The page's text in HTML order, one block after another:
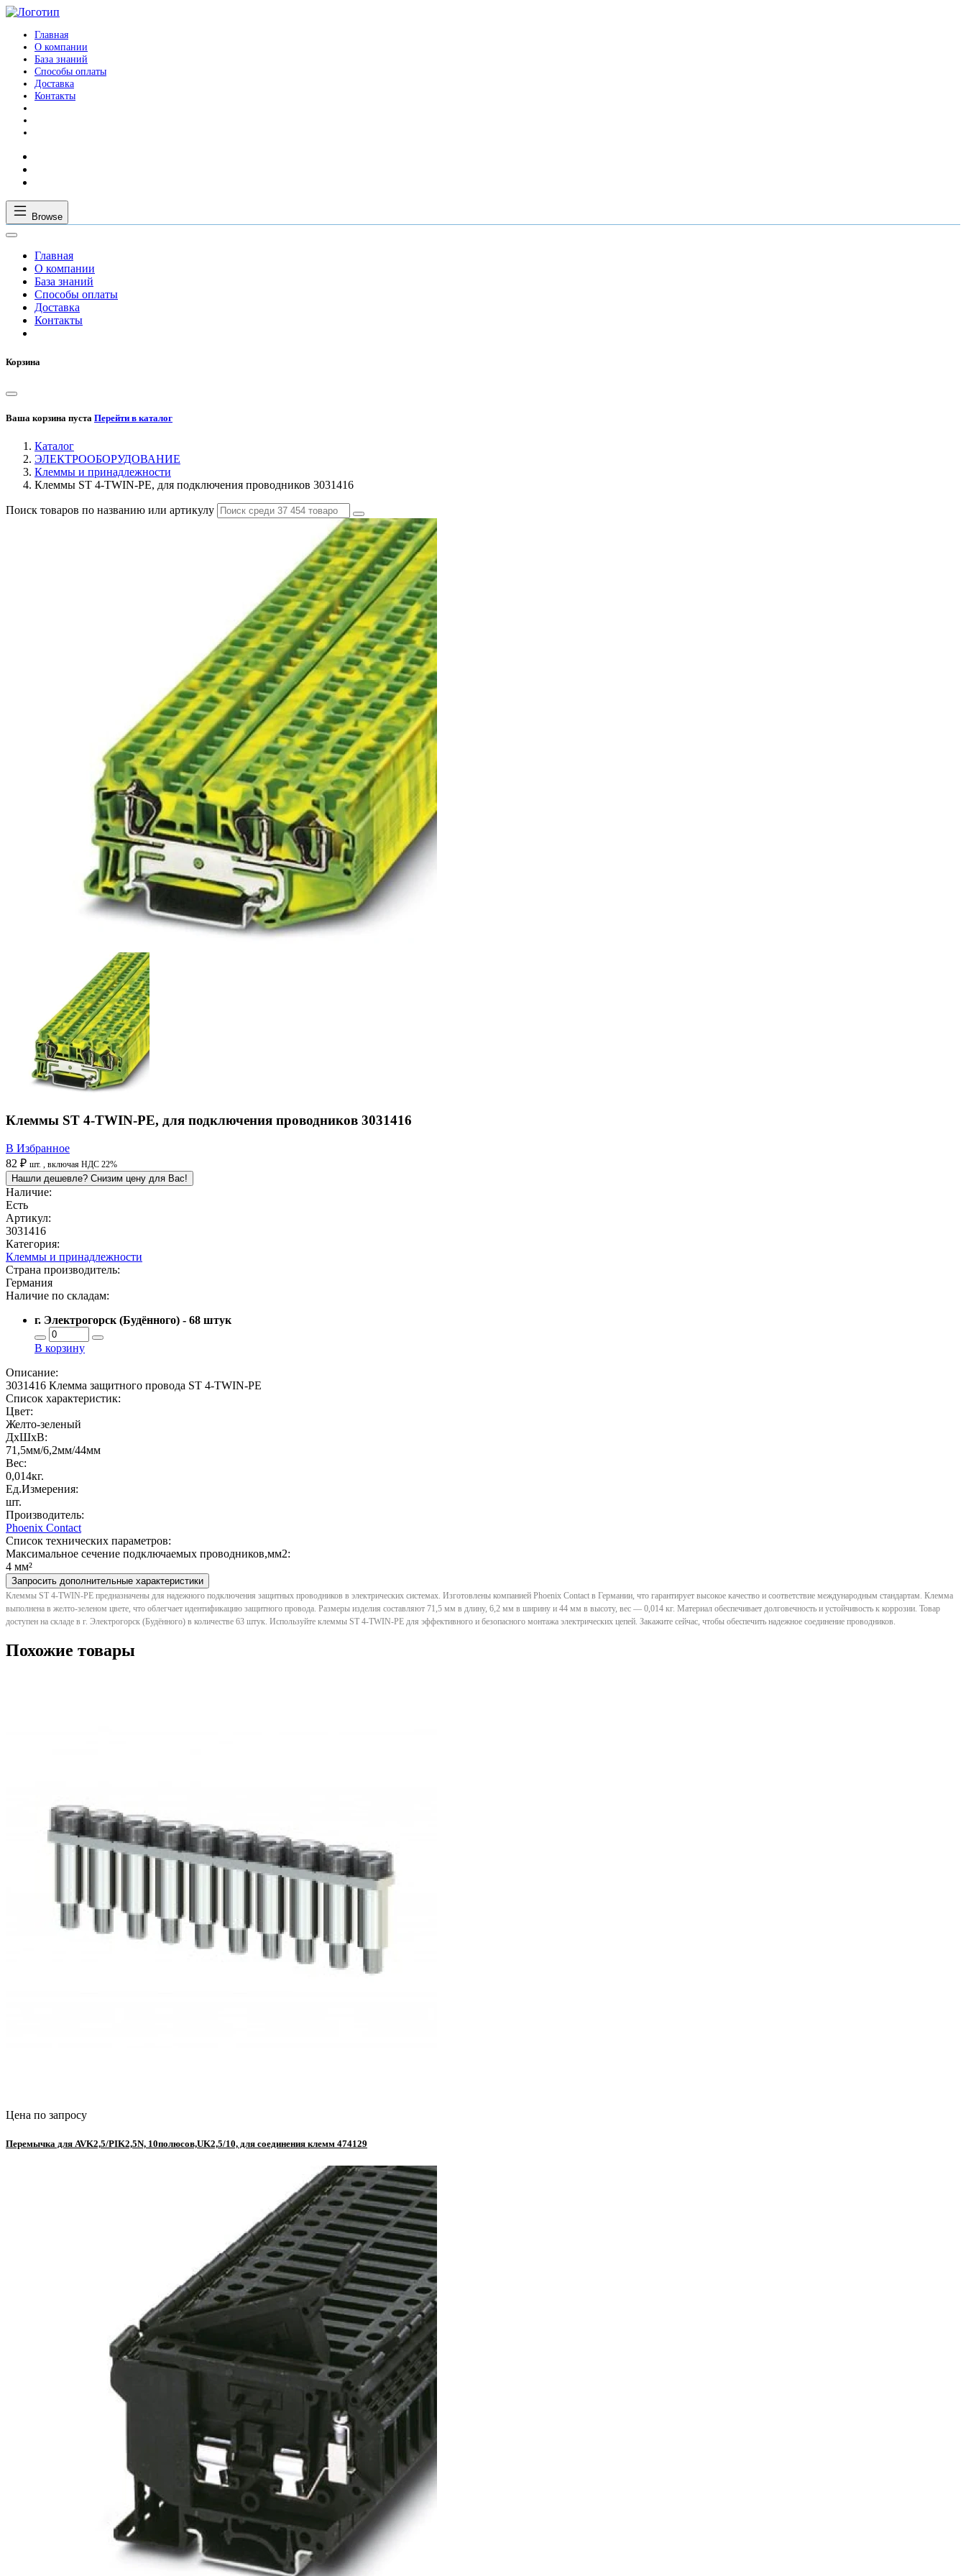
Главная
О компании
База знаний
Способы оплаты
Доставка
Контакты
Browse
Главная
О компании
База знаний
Способы оплаты
Доставка
Контакты
Корзина
Ваша корзина пуста Перейти в каталог
Каталог
ЭЛЕКТРООБОРУДОВАНИЕ
Клеммы и принадлежности
Клеммы ST 4-TWIN-PE, для подключения проводников 3031416
Поиск товаров по названию или артикулу
Клеммы ST 4-TWIN-PE, для подключения проводников 3031416
В Избранное
82 ₽ шт. , включая НДС 22%
Нашли дешевле? Снизим цену для Вас!
Наличие:
Есть
Артикул:
3031416
Категория:
Клеммы и принадлежности
Страна производитель:
Германия
Наличие по складам:
г. Электрогорск (Будённого) - 68 штук
В корзину
Описание:
3031416 Клемма защитного провода ST 4-TWIN-PE
Список характеристик:
Цвет:
Желто-зеленый
ДxШxВ:
71,5мм/6,2мм/44мм
Вес:
0,014кг.
Ед.Измерения:
шт.
Производитель:
Phoenix Contact
Список технических параметров:
Максимальное сечение подключаемых проводников,мм2:
4 мм²
Запросить дополнительные характеристики
Клеммы ST 4-TWIN-PE предназначены для надежного подключения защитных проводников в электрических системах. Изготовлены компанией Phoenix Contact в Германии, что гарантирует высокое качество и соответствие международным стандартам. Клемма
выполнена в желто-зеленом цвете, что облегчает идентификацию защитного провода. Размеры изделия составляют 71,5 мм в длину, 6,2 мм в ширину и 44 мм в высоту, вес — 0,014 кг. Материал обеспечивает долговечность и устойчивость к коррозии. Товар
доступен на складе в г. Электрогорск (Будённого) в количестве 63 штук. Используйте клеммы ST 4-TWIN-PE для эффективного и безопасного монтажа электрических цепей. Закажите сейчас, чтобы обеспечить надежное соединение проводников.
Похожие товары
Цена по запросу
Перемычка для AVK2,5/PIK2,5N, 10полюсов,UK2,5/10, для соединения клемм 474129